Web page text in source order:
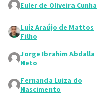
Euler de Oliveira Cunha
Luiz Araújo de Mattos
Filho
Jorge Ibrahim Abdalla
Neto
Fernanda Luiza do
Nascimento